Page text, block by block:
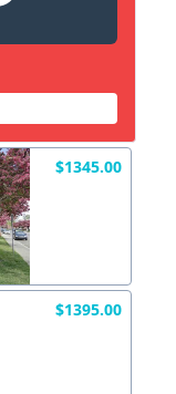
$1345.00
$1395.00